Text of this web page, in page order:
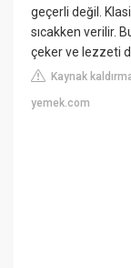
geçerli değil.
sıcakken verilir.
çeker ve lezzeti
Kaynak
yemek.com